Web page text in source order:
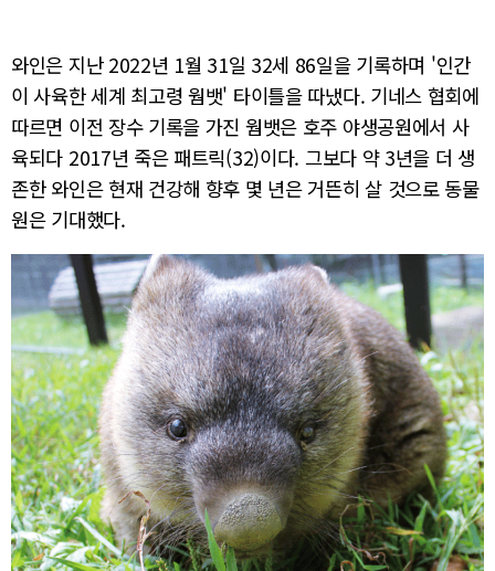
와인은 지난 2022년 1월 31일 32세 86일을 기록하며 '인간
이 사육한 세계 최고령 웜뱃' 타이틀을 따냈다. 기네스 협회에
따르면 이전 장수 기록을 가진 웜뱃은 호주 야생공원에서 사
육되다 2017년 죽은 패트릭(32)이다. 그보다 약 3년을 더 생
존한 와인은 현재 건강해 향후 몇 년은 거뜬히 살 것으로 동물
원은 기대했다.